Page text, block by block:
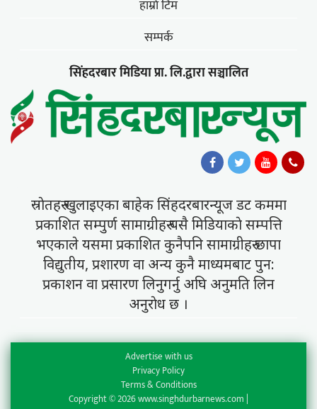
हाम्राे टिम
सम्पर्क
सिंहदरबार मिडिया प्रा. लि.द्वारा सञ्चालित
स्राेतहरु खुलाइएका बाहेक सिंहदरबारन्यूज डट कममा
प्रकाशित सम्पुर्ण सामाग्रीहरु यसै मिडियाकाे सम्पत्ति
भएकाले यसमा प्रकाशित कुनैपनि सामाग्रीहरु छापा
विद्युतीय, प्रशारण वा अन्य कुनै माध्यमबाट पुन:
प्रकाशन वा प्रसारण लिनुगर्नु अघि अनुमति लिन
अनुराेध छ ।
Advertise with us
Privacy Policy
Terms & Conditions
Copyright © 2026 www.singhdurbarnews.com |